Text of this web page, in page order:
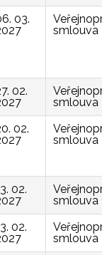
03.
smlouva
02.
smlouva
02.
smlouva
02.
smlouva
02.
smlouva